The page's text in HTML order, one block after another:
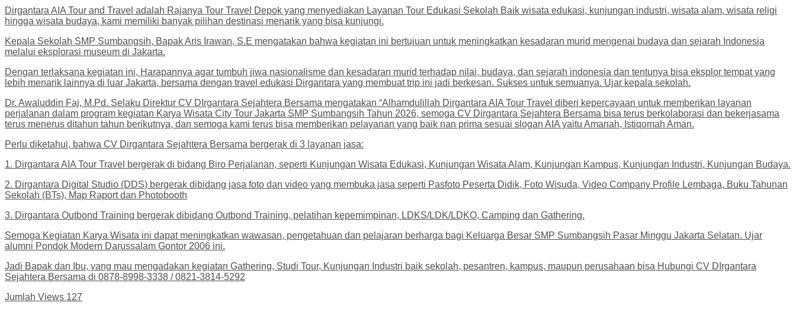
Dirgantara AIA Tour and Travel adalah Rajanya Tour Travel Depok yang menyediakan Layanan Tour Edukasi Sekolah Baik wisata edukasi, kunjungan industri, wisata alam, wisata religi
hingga wisata budaya, kami memiliki banyak pilihan destinasi menarik yang bisa kunjungi.
Kepala Sekolah SMP Sumbangsih, Bapak Aris Irawan, S.E mengatakan bahwa kegiatan ini bertujuan untuk meningkatkan kesadaran murid mengenai budaya dan sejarah Indonesia
melalui eksplorasi museum di Jakarta.
Dengan terlaksana kegiatan ini, Harapannya agar tumbuh jiwa nasionalisme dan kesadaran murid terhadap nilai, budaya, dan sejarah indonesia dan tentunya bisa eksplor tempat yang
lebih menarik lainnya di luar Jakarta, bersama dengan travel edukasi Dirgantara yang membuat trip ini jadi berkesan. Sukses untuk semuanya. Ujar kepala sekolah.
Dr. Awaluddin Faj, M.Pd. Selaku Direktur CV DIrgantara Sejahtera Bersama mengatakan “Alhamdulillah Dirgantara AIA Tour Travel diberi kepercayaan untuk memberikan layanan
perjalanan dalam program kegiatan Karya Wisata City Tour Jakarta SMP Sumbangsih Tahun 2026, semoga CV Dirgantara Sejahtera Bersama bisa terus berkolaborasi dan bekerjasama
terus menerus ditahun tahun berikutnya, dan semoga kami terus bisa memberikan pelayanan yang baik nan prima sesuai slogan AIA yaitu Amanah, Istiqomah Aman.
Perlu diketahui, bahwa CV Dirgantara Sejahtera Bersama bergerak di 3 layanan jasa:
1. Dirgantara AIA Tour Travel bergerak di bidang Biro Perjalanan, seperti Kunjungan Wisata Edukasi, Kunjungan Wisata Alam, Kunjungan Kampus, Kunjungan Industri, Kunjungan Budaya.
2. ⁠Dirgantara Digital Studio (DDS) bergerak dibidang jasa foto dan video yang membuka jasa seperti Pasfoto Peserta Didik, Foto Wisuda, Video Company Profile Lembaga, Buku Tahunan
Sekolah (BTs), Map Raport dan Photobooth
3. ⁠Dirgantara Outbond Training bergerak dibidang Outbond Training, pelatihan kepemimpinan, LDKS/LDK/LDKO, Camping dan Gathering.
Semoga Kegiatan Karya Wisata ini dapat meningkatkan wawasan, pengetahuan dan pelajaran berharga bagi Keluarga Besar SMP Sumbangsih Pasar Minggu Jakarta Selatan. Ujar
alumni Pondok Modern Darussalam Gontor 2006 ini.
Jadi Bapak dan Ibu, yang mau mengadakan kegiatan Gathering, Studi Tour, Kunjungan Industri baik sekolah, pesantren, kampus, maupun perusahaan bisa Hubungi CV DIrgantara
Sejahtera Bersama di 0878-8998-3338 / 0821-3814-5292
Jumlah Views 127